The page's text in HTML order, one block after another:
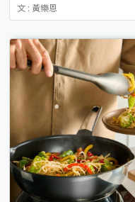
文 : 黃樂恩